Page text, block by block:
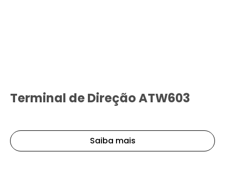
Terminal de Direção ATW603
Saiba mais